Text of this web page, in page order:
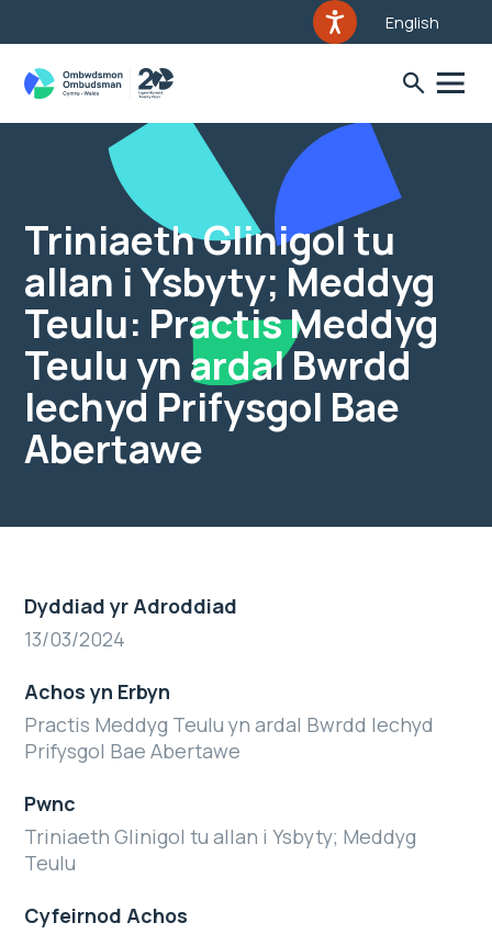
English
Triniaeth Glinigol tu
allan i Ysbyty; Meddyg
Teulu: Practis Meddyg
Teulu yn ardal Bwrdd
Iechyd Prifysgol Bae
Abertawe
Dyddiad yr Adroddiad
13/03/2024
Achos yn Erbyn
Practis Meddyg Teulu yn ardal Bwrdd Iechyd
Prifysgol Bae Abertawe
Pwnc
Triniaeth Glinigol tu allan i Ysbyty; Meddyg
Teulu
Cyfeirnod Achos